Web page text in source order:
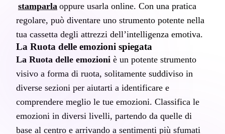
stamparla oppure usarla online. Con una pratica
regolare, può diventare uno strumento potente nella
tua cassetta degli attrezzi dell’intelligenza emotiva.
La Ruota delle emozioni spiegata
La Ruota delle emozioni è un potente strumento
visivo a forma di ruota, solitamente suddiviso in
diverse sezioni per aiutarti a identificare e
comprendere meglio le tue emozioni. Classifica le
emozioni in diversi livelli, partendo da quelle di
base al centro e arrivando a sentimenti più sfumati